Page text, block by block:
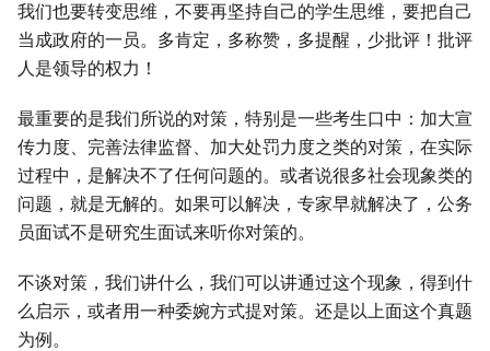
我们也要转变思维，不要再坚持自己的学生思维，要把自己
当成政府的一员。多肯定，多称赞，多提醒，少批评！批评
人是领导的权力！
最重要的是我们所说的对策，特别是一些考生口中：加大宣
传力度、完善法律监督、加大处罚力度之类的对策，在实际
过程中，是解决不了任何问题的。或者说很多社会现象类的
问题，就是无解的。如果可以解决，专家早就解决了，公务
员面试不是研究生面试来听你对策的。
不谈对策，我们讲什么，我们可以讲通过这个现象，得到什
么启示，或者用一种委婉方式提对策。还是以上面这个真题
为例。